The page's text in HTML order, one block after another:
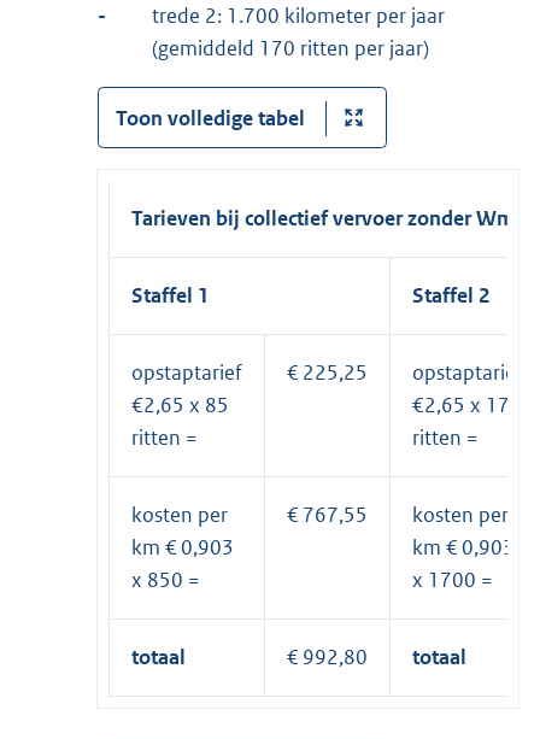
-
trede 2: 1.700 kilometer per jaar
(gemiddeld 170 ritten per jaar)
Toon volledige tabel
Tarieven bij collectief vervoer zonder Wmo
Staffel 1 Staffel 2
opstaptarief
€2,65 x 85
ritten =
€ 225,25
opstaptarief
€2,65 x 170
ritten =
kosten per
km € 0,903
x 850 =
€ 767,55
kosten per
km € 0,903
x 1700 =
totaal € 992,80 totaal